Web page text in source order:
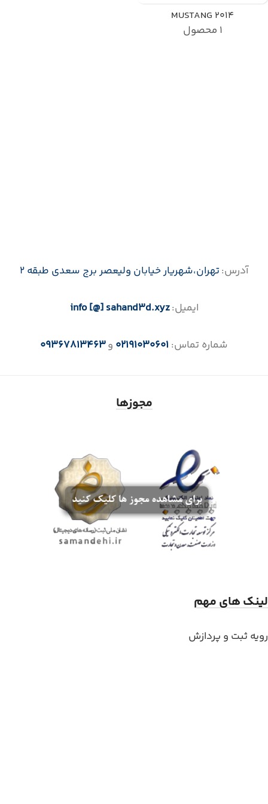
MUSTANG 2014
1 محصول
آدرس:تهران،‌شهریار خیابان ولیعصر برج سعدی طبقه 2
ایمیل:info [@] sahand3d.xyz
شماره تماس: 02191030601 و09367813463
مجوزها
لینک های مهم
رویه ثبت و پردازش